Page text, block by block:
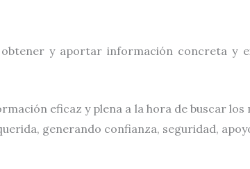
y aportar información concreta y
eficaz y plena a la hora de buscar los
generando confianza, seguridad,